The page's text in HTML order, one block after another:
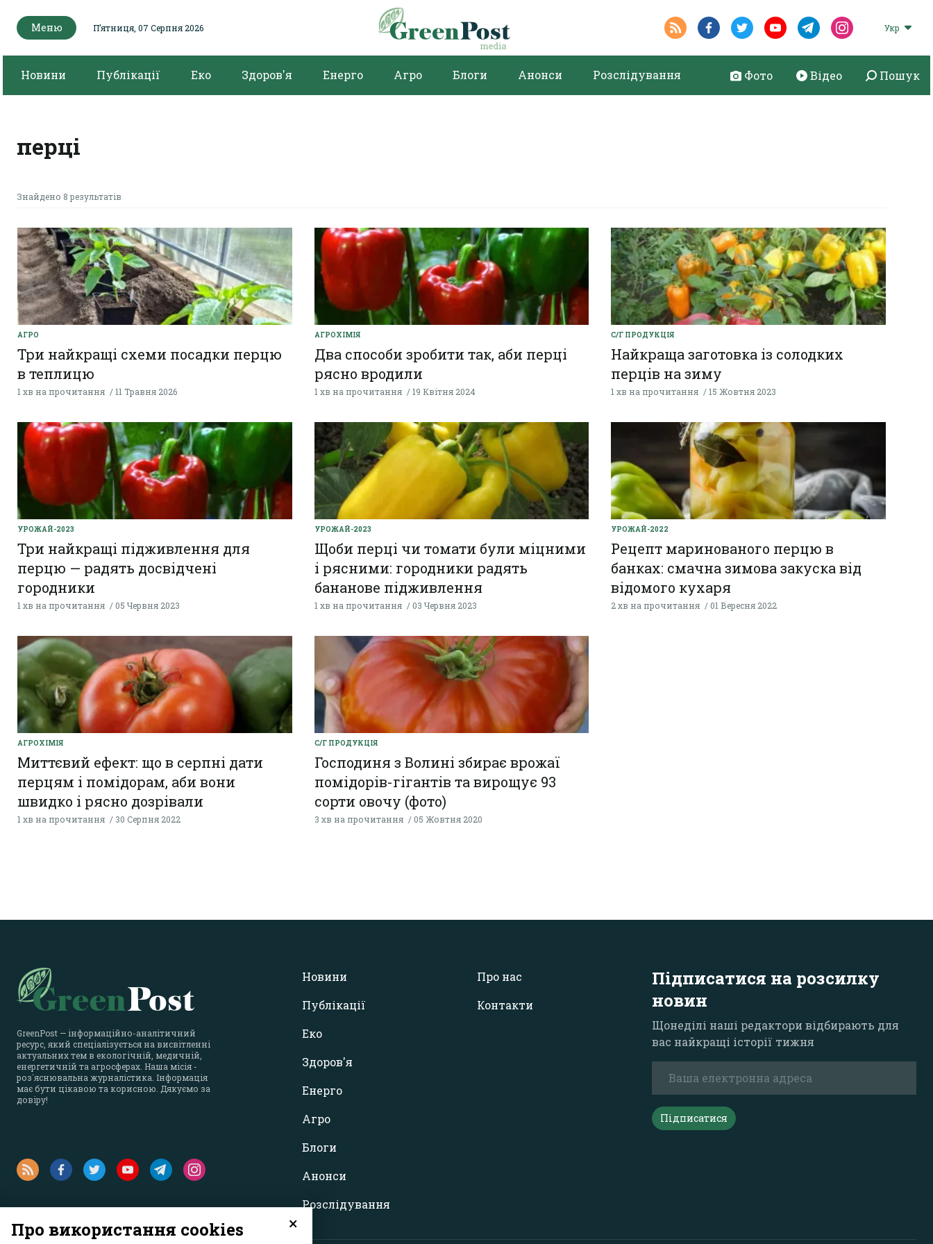
Меню Пʼятниця, 07 Серпня 2026 Укр
Новини Публікації Еко Здоров'я Енерго Агро Блоги Анонси Розслідування Фото Відео Пошук
перці
Знайдено 8 результатів
АГРО
Три найкращі схеми посадки перцю
в теплицю
1 хв на прочитання 11 Травня 2026
AГРОХІМІЯ
Два способи зробити так, аби перці
рясно вродили
1 хв на прочитання 19 Квітня 2024
С/Г ПРОДУКЦІЯ
Найкраща заготовка із солодких
перців на зиму
1 хв на прочитання 15 Жовтня 2023
УРОЖАЙ-2023
Три найкращі підживлення для
перцю — радять досвідчені
городники
1 хв на прочитання 05 Червня 2023
УРОЖАЙ-2023
Щоби перці чи томати були міцними
і рясними: городники радять
бананове підживлення
1 хв на прочитання 03 Червня 2023
УРОЖАЙ-2022
Рецепт маринованого перцю в
банках: смачна зимова закуска від
відомого кухаря
2 хв на прочитання 01 Вересня 2022
AГРОХІМІЯ
Миттєвий ефект: що в серпні дати
перцям і помідорам, аби вони
швидко і рясно дозрівали
1 хв на прочитання 30 Серпня 2022
С/Г ПРОДУКЦІЯ
Господиня з Волині збирає врожаї
помідорів-гігантів та вирощує 93
сорти овочу (фото)
3 хв на прочитання 05 Жовтня 2020
GreenPost — інформаційно-аналітичний
ресурс, який спеціалізується на висвітленні
актуальних тем в екологічній, медичній,
енергетичній та агросферах. Наша місія -
роз`яснювальна журналістика. Інформація
має бути цікавою та корисною. Дякуємо за
довіру!
Новини
Публікації
Еко
Здоров'я
Енерго
Агро
Блоги
Анонси
Розслідування
Про нас
Контакти
Підписатися на розсилку
новин
Щонеділі наші редактори відбирають для
вас найкращі історії тижня
Підписатися
×
Про використання cookies